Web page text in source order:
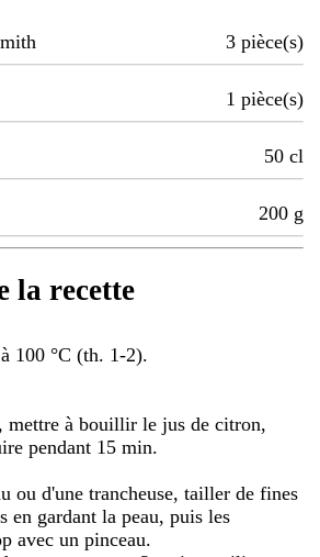
3 pièce(s)
1 pièce(s)
50 cl
200 g
la recette
100 °C (th. 1-2).
mettre à bouillir le jus de citron,
pendant 15 min.
ou d'une trancheuse, tailler de fines
en gardant la peau, puis les
avec un pinceau.